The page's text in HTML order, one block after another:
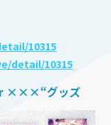
10315
detail/10315
×××“グッズ